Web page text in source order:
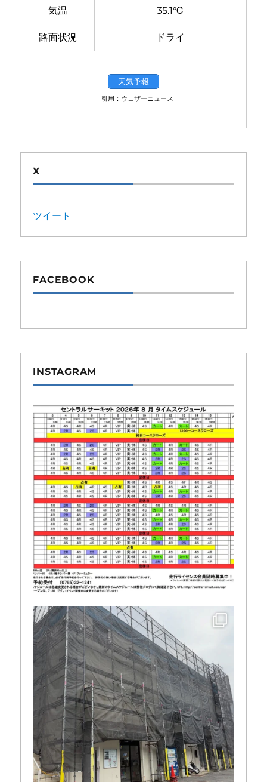
気温 35.1℃
路面状況 ドライ
天気予報
引用：ウェザーニュース
X
ツイート
FACEBOOK
INSTAGRAM